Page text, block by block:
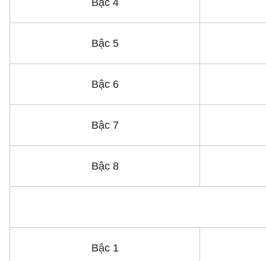
Bậc 4
Bậc 5
Bậc 6
Bậc 7
Bậc 8
Bậc 1